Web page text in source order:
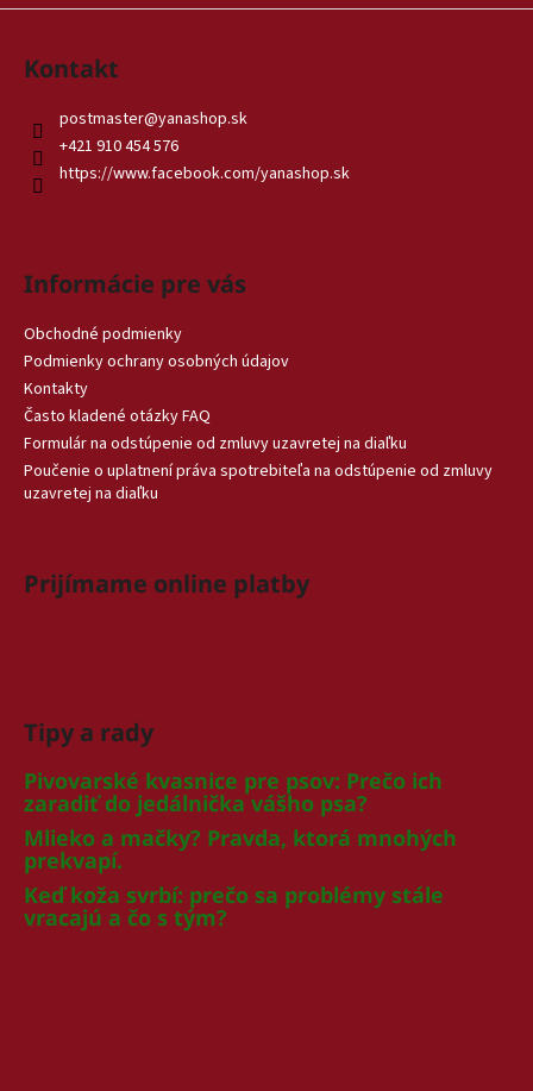
Kontakt
postmaster@yanashop.sk
+421 910 454 576
https://www.facebook.com/yanashop.sk
Informácie pre vás
Obchodné podmienky
Podmienky ochrany osobných údajov
Kontakty
Často kladené otázky FAQ
Formulár na odstúpenie od zmluvy uzavretej na diaľku
Poučenie o uplatnení práva spotrebiteľa na odstúpenie od zmluvy
uzavretej na diaľku
Prijímame online platby
Tipy a rady
Pivovarské kvasnice pre psov: Prečo ich
zaradiť do jedálnička vášho psa?
Mlieko a mačky? Pravda, ktorá mnohých
prekvapí.
Keď koža svrbí: prečo sa problémy stále
vracajú a čo s tým?